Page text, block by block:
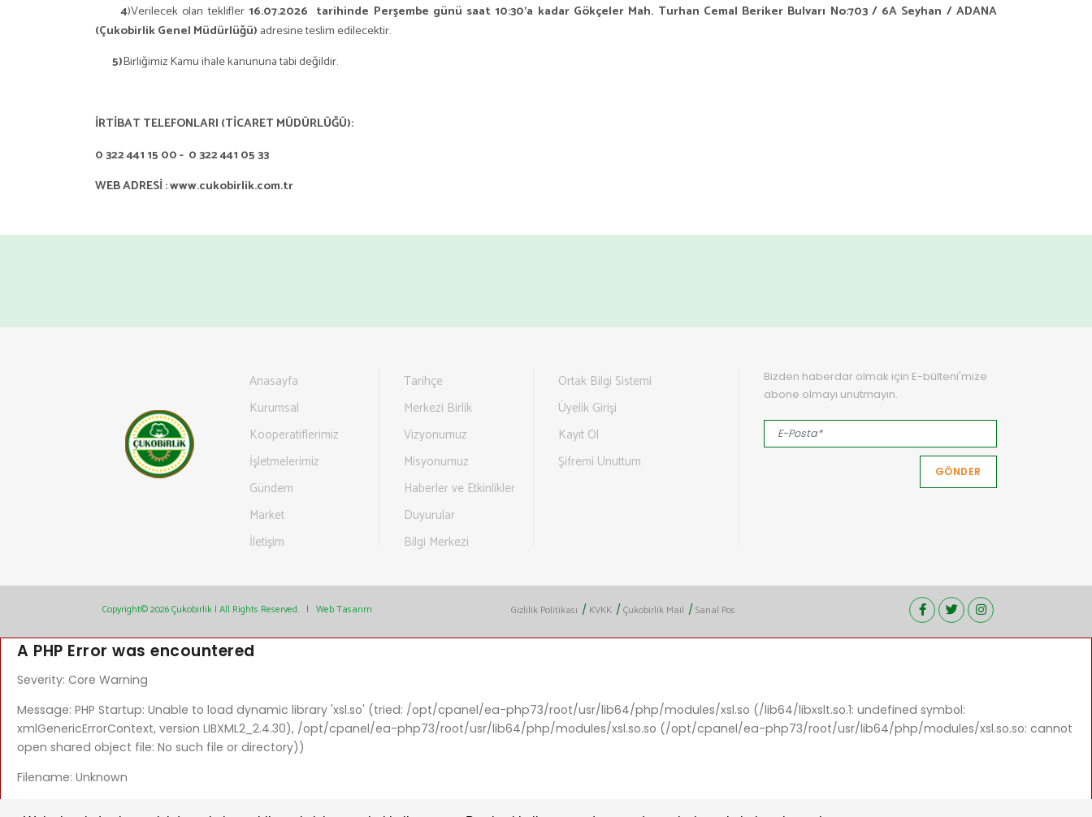
4)Verilecek olan teklifler 16.07.2026 tarihinde Perşembe günü saat 10:30’a kadar Gökçeler Mah. Turhan Cemal Beriker Bulvarı No:703 / 6A Seyhan / ADANA
(Çukobirlik Genel Müdürlüğü) adresine teslim edilecektir.
5)Birliğimiz Kamu ihale kanununa tabi değildir.
İRTİBAT TELEFONLARI (TİCARET MÜDÜRLÜĞÜ):
0 322 441 15 00 - 0 322 441 05 33
WEB ADRESİ : www.cukobirlik.com.tr
Anasayfa
Kurumsal
Kooperatiflerimiz
İşletmelerimiz
Gündem
Market
İletişim
Tarihçe
Merkezi Birlik
Vizyonumuz
Misyonumuz
Haberler ve Etkinlikler
Duyurular
Bilgi Merkezi
Ortak Bilgi Sistemi
Üyelik Girişi
Kayıt Ol
Şifremi Unuttum
Bizden haberdar olmak için E-bülteni'mize
abone olmayı unutmayın.
GÖNDER
Copyright© 2026 Çukobirlik | All Rights Reserved. | Web Tasarım Gizlilik Politikası / KVKK /Çukobirlik Mail /Sanal Pos
A PHP Error was encountered
Severity: Core Warning
Message: PHP Startup: Unable to load dynamic library 'xsl.so' (tried: /opt/cpanel/ea-php73/root/usr/lib64/php/modules/xsl.so (/lib64/libxslt.so.1: undefined symbol:
xmlGenericErrorContext, version LIBXML2_2.4.30), /opt/cpanel/ea-php73/root/usr/lib64/php/modules/xsl.so.so (/opt/cpanel/ea-php73/root/usr/lib64/php/modules/xsl.so.so: cannot
open shared object file: No such file or directory))
Filename: Unknown